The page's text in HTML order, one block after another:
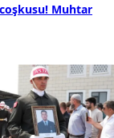
Muhtar